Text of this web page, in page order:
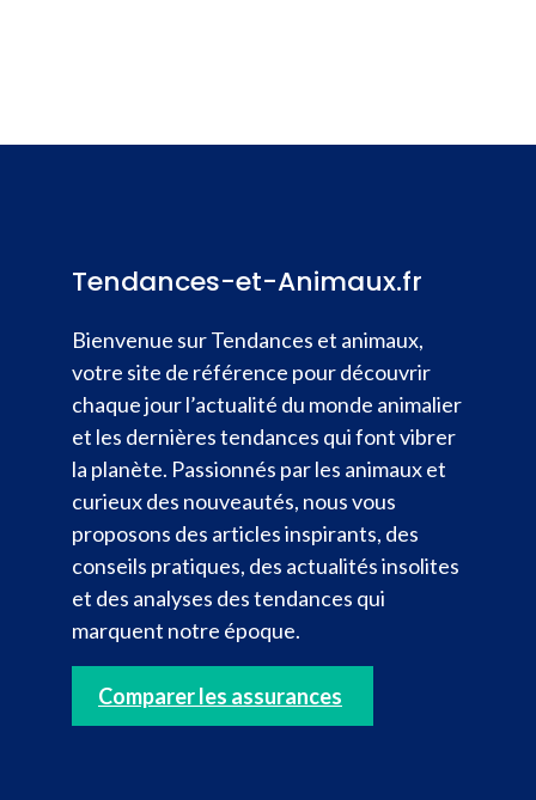
Tendances-et-Animaux.fr
Bienvenue sur Tendances et animaux,
votre site de référence pour découvrir
chaque jour l’actualité du monde animalier
et les dernières tendances qui font vibrer
la planète. Passionnés par les animaux et
curieux des nouveautés, nous vous
proposons des articles inspirants, des
conseils pratiques, des actualités insolites
et des analyses des tendances qui
marquent notre époque.
Comparer les assurances